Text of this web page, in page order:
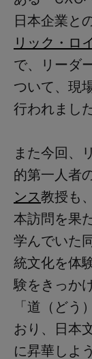
日本企業と
リック・ロ
で、リーダ
ついて、現
行われました
また今回、
的第一人者
ンス教授も
本訪問を果
学んでいた
統文化を体
験をきっか
「道（どう
おり、日本
に昇華しよ